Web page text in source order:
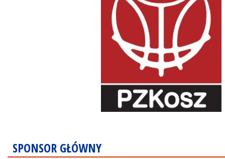
SPONSOR GŁÓWNY